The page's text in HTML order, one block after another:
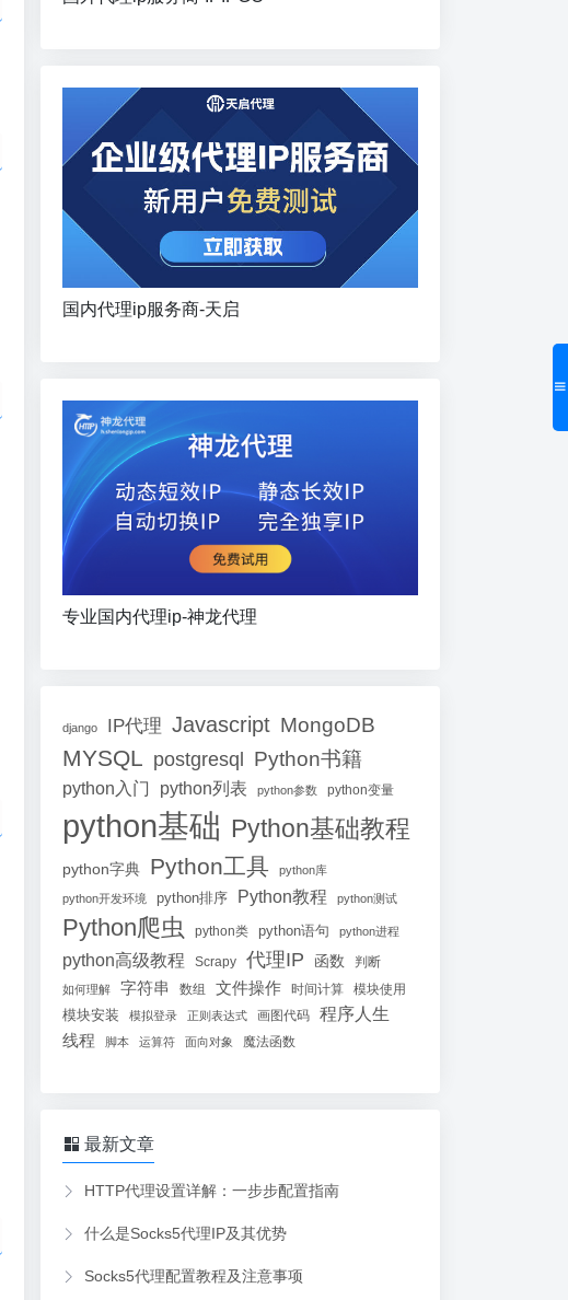
国内代理ip服务商-天启
专业国内代理ip-神龙代理
django IP代理 Javascript MongoDB
MYSQL postgresql Python书籍
python入门 python列表 python参数 python变量
python基础 Python基础教程
python字典 Python工具 python库
python开发环境 python排序 Python教程 python测试
Python爬虫 python类 python语句 python进程
python高级教程 Scrapy 代理IP 函数 判断
如何理解 字符串 数组 文件操作 时间计算 模块使用
模块安装 模拟登录 正则表达式 画图代码 程序人生
线程 脚本 运算符 面向对象 魔法函数
最新文章
HTTP代理设置详解：一步步配置指南
什么是Socks5代理IP及其优势
Socks5代理配置教程及注意事项